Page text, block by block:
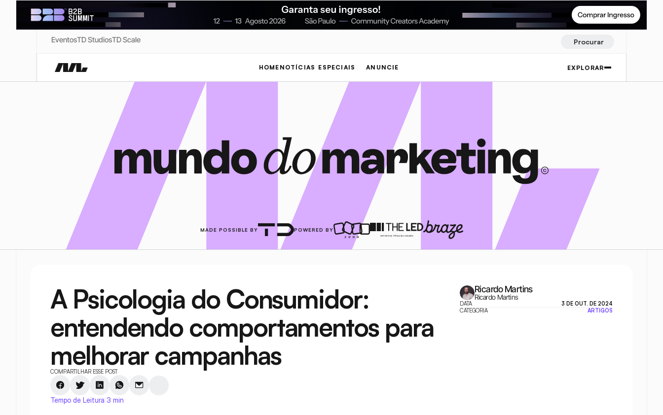
EventosTD StudiosTD Scale Procurar
HOME NOTÍCIAS ESPECIAIS ANUNCIE EXPLORAR
MADE POSSIBLE BY POWERED BY
A Psicologia do Consumidor:
entendendo comportamentos para
melhorar campanhas
COMPARTILHAR ESSE POST
Tempo de Leitura 3 min
Ricardo Martins
Ricardo Martins
DATA
3 DE OUT. DE 2024
CATEGORIA
ARTIGOS